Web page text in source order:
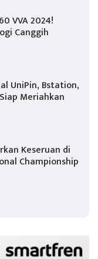
VVA 2024!
Canggih
UniPin, Bstation,
Meriahkan
Keseruan di
Championship